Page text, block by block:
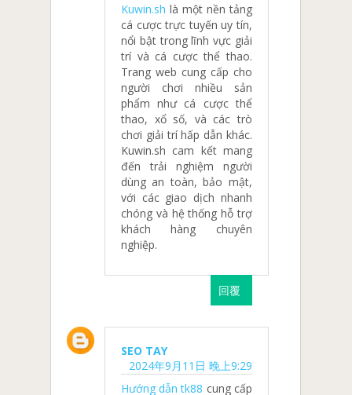
Kuwin.sh là một nền tảng
cá cược trực tuyến uy tín,
nổi bật trong lĩnh vực giải
trí và cá cược thể thao.
Trang web cung cấp cho
người chơi nhiều sản
phẩm như cá cược thể
thao, xổ số, và các trò
chơi giải trí hấp dẫn khác.
Kuwin.sh cam kết mang
đến trải nghiệm người
dùng an toàn, bảo mật,
với các giao dịch nhanh
chóng và hệ thống hỗ trợ
khách hàng chuyên
nghiệp.
回覆
SEO TAY
2024年9月11日 晚上9:29
Hướng dẫn tk88 cung cấp